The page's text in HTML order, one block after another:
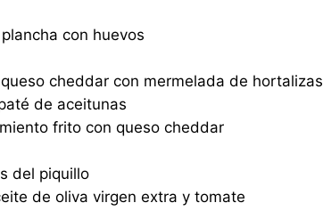
con huevos
cheddar con mermelada de hortalizas
de aceitunas
frito con queso cheddar
del piquillo
de oliva virgen extra y tomate